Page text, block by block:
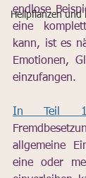
Heilpflanzen
endlose
eine
kann, ist es
Emotionen,
einzufangen.
In Teil
allgemeine
eine oder